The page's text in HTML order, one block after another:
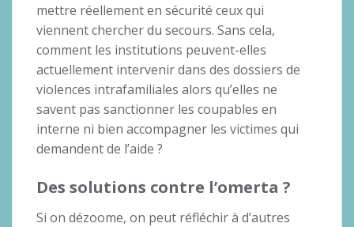
mettre réellement en sécurité ceux qui
viennent chercher du secours. Sans cela,
comment les institutions peuvent-elles
actuellement intervenir dans des dossiers de
violences intrafamiliales alors qu’elles ne
savent pas sanctionner les coupables en
interne ni bien accompagner les victimes qui
demandent de l’aide ?
Des solutions contre l’omerta ?
Si on dézoome, on peut réfléchir à d’autres